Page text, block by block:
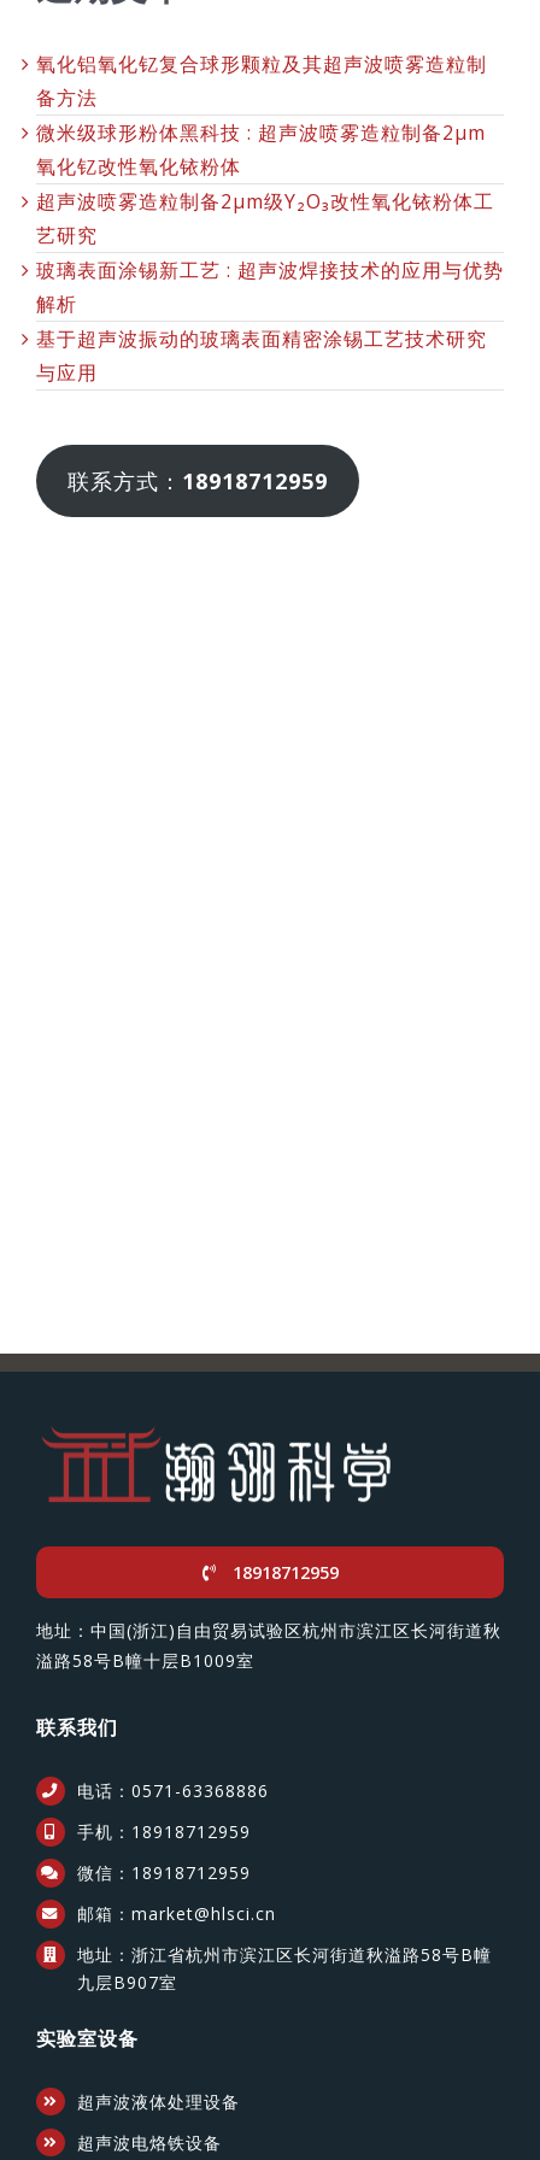
氧化铝氧化钇复合球形颗粒及其超声波喷雾造粒制
备方法
微米级球形粉体黑科技 : 超声波喷雾造粒制备2μm
氧化钇改性氧化铱粉体
超声波喷雾造粒制备2μm级Y₂O₃改性氧化铱粉体工
艺研究
玻璃表面涂锡新工艺 : 超声波焊接技术的应用与优势
解析
基于超声波振动的玻璃表面精密涂锡工艺技术研究
与应用
联系方式： 18918712959
18918712959
地址：中国(浙江)自由贸易试验区杭州市滨江区长河街道秋
溢路58号B幢十层B1009室
联系我们
电话：0571-63368886
手机：18918712959
微信：18918712959
邮箱：market@hlsci.cn
地址：浙江省杭州市滨江区长河街道秋溢路58号B幢
九层B907室
实验室设备
超声波液体处理设备
超声波电烙铁设备